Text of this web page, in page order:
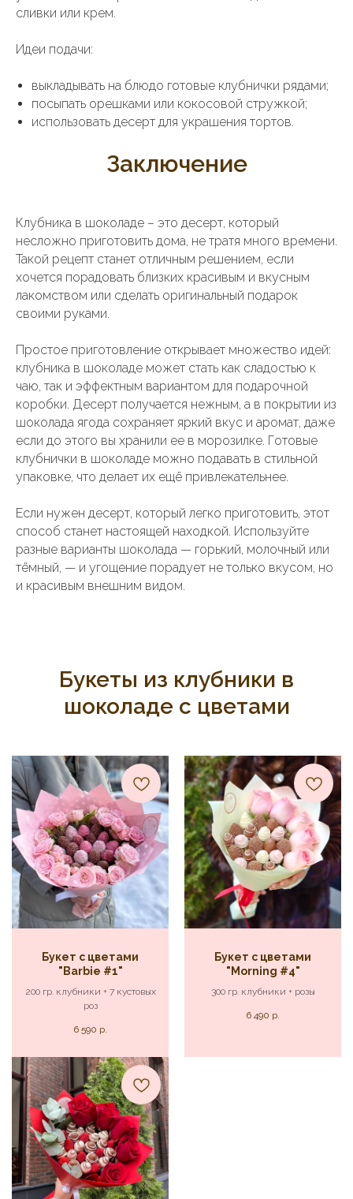
сливки или крем.
Идеи подачи:
выкладывать на блюдо готовые клубнички рядами;
посыпать орешками или кокосовой стружкой;
использовать десерт для украшения тортов.
Заключение
Клубника в шоколаде – это десерт, который
несложно приготовить дома, не тратя много времени.
Такой рецепт станет отличным решением, если
хочется порадовать близких красивым и вкусным
лакомством или сделать оригинальный подарок
своими руками.
Простое приготовление открывает множество идей:
клубника в шоколаде может стать как сладостью к
чаю, так и эффектным вариантом для подарочной
коробки. Десерт получается нежным, а в покрытии из
шоколада ягода сохраняет яркий вкус и аромат, даже
если до этого вы хранили ее в морозилке. Готовые
клубнички в шоколаде можно подавать в стильной
упаковке, что делает их ещё привлекательнее.
Если нужен десерт, который легко приготовить, этот
способ станет настоящей находкой. Используйте
разные варианты шоколада — горький, молочный или
тёмный, — и угощение порадует не только вкусом, но
и красивым внешним видом.
Букеты из клубники в
шоколаде с цветами
Букет с цветами
"Barbie #1"
200 гр. клубники + 7 кустовых
роз
6 590 р.
Букет с цветами
"Morning #4"
300 гр. клубники + розы
6 490 р.